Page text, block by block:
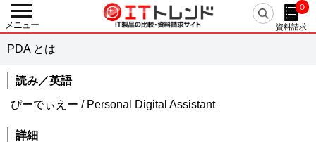
メニュー
0
資料請求
戻る
カテゴリーから探す
人事・労務
基幹統合
ERP / SCM / EAI / ERP クラウド / 美容クリニック支援サービス / アパレル業支援システム
会計
PDA とは
読み／英語
ぴーでぃえー / Personal Digital Assistant
詳細